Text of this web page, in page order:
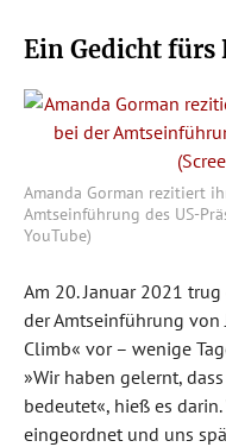
Ein Gedicht fürs
Amanda Gorman rezitiert
Amtseinführung des US-
YouTube)
Am 20. Januar 2021
der Amtseinführung von
Climb« vor – wenige
»Wir haben gelernt,
bedeutet«, hieß es
eingeordnet und uns